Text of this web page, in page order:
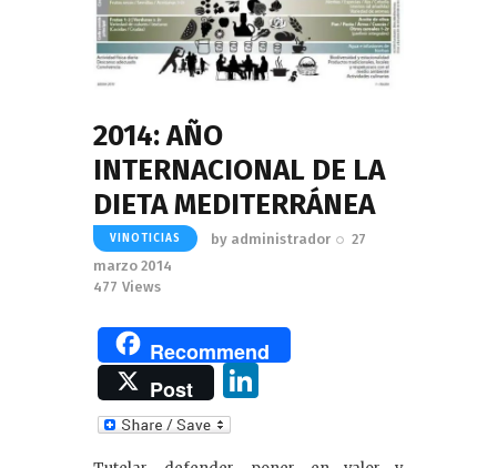
2014: AÑO
INTERNACIONAL DE LA
DIETA MEDITERRÁNEA
VINOTICIAS by administrador
27
marzo 2014
477 Views
Recommend
Post